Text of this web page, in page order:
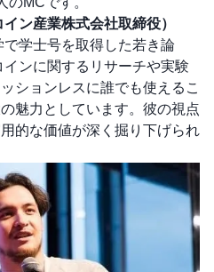
ン産業株式会社取締役）
学士号を取得した若き論
ンに関するリサーチや実験
ションレスに誰でも使えるこ
魅力としています。彼の視点
的な価値が深く掘り下げられ